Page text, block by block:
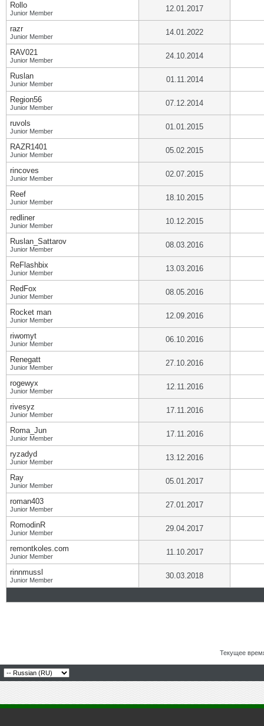
Rollo
Junior Member 12.01.2017
razr
Junior Member 14.01.2022
RAV021
Junior Member 24.10.2014
Ruslan
Junior Member 01.11.2014
Region56
Junior Member 07.12.2014
ruvols
Junior Member 01.01.2015
RAZR1401
Junior Member 05.02.2015
rincoves
Junior Member 02.07.2015
Reef
Junior Member 18.10.2015
redliner
Junior Member 10.12.2015
Ruslan_Sattarov
Junior Member 08.03.2016
ReFlashbix
Junior Member 13.03.2016
RedFox
Junior Member 08.05.2016
Rocket man
Junior Member 12.09.2016
riwomyt
Junior Member 06.10.2016
Renegatt
Junior Member 27.10.2016
rogewyx
Junior Member 12.11.2016
rivesyz
Junior Member 17.11.2016
Roma_Jun
Junior Member 17.11.2016
ryzadyd
Junior Member 13.12.2016
Ray
Junior Member 05.01.2017
roman403
Junior Member 27.01.2017
RomodinR
Junior Member 29.04.2017
remontkoles.com
Junior Member 11.10.2017
rinnmussl
Junior Member 30.03.2018
Текущее